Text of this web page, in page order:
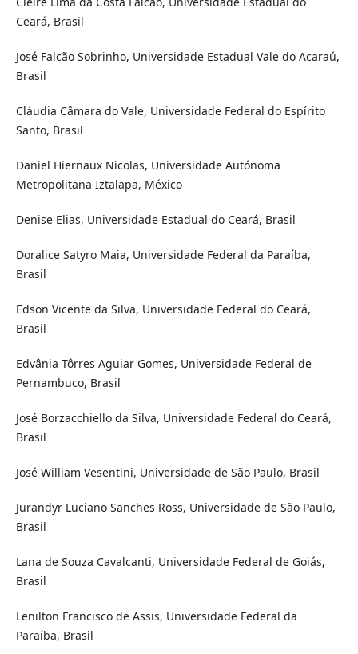
Ceará, Brasil
José Falcão Sobrinho, Universidade Estadual Vale do Acaraú,
Brasil
Cláudia Câmara do Vale, Universidade Federal do Espírito
Santo, Brasil
Daniel Hiernaux Nicolas, Universidade Autónoma
Metropolitana Iztalapa, México
Denise Elias, Universidade Estadual do Ceará, Brasil
Doralice Satyro Maia, Universidade Federal da Paraíba,
Brasil
Edson Vicente da Silva, Universidade Federal do Ceará,
Brasil
Edvânia Tôrres Aguiar Gomes, Universidade Federal de
Pernambuco, Brasil
José Borzacchiello da Silva, Universidade Federal do Ceará,
Brasil
José William Vesentini, Universidade de São Paulo, Brasil
Jurandyr Luciano Sanches Ross, Universidade de São Paulo,
Brasil
Lana de Souza Cavalcanti, Universidade Federal de Goiás,
Brasil
Lenilton Francisco de Assis, Universidade Federal da
Paraíba, Brasil